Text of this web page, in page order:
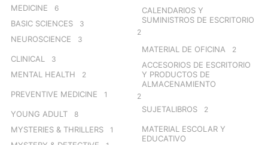
MEDICINE 6
BASIC SCIENCES 3
NEUROSCIENCE 3
CLINICAL 3
MENTAL HEALTH 2
PREVENTIVE MEDICINE 1
YOUNG ADULT 8
MYSTERIES & THRILLERS 1
CALENDARIOS Y
SUMINISTROS DE ESCRITORIO
2
MATERIAL DE OFICINA 2
ACCESORIOS DE ESCRITORIO
Y PRODUCTOS DE
ALMACENAMIENTO
2
SUJETALIBROS 2
MATERIAL ESCOLAR Y
EDUCATIVO